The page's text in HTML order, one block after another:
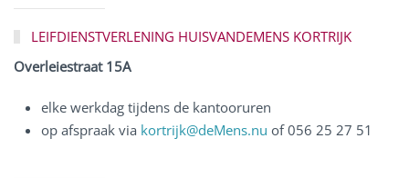
LEIFDIENSTVERLENING HUISVANDEMENS KORTRIJK
Overleiestraat 15A
elke werkdag tijdens de kantooruren
op afspraak via kortrijk@deMens.nu of 056 25 27 51